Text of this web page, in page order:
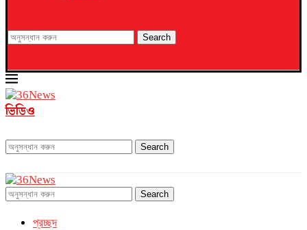
Search
ভিডিও
Search
Search
প্রচ্ছদ